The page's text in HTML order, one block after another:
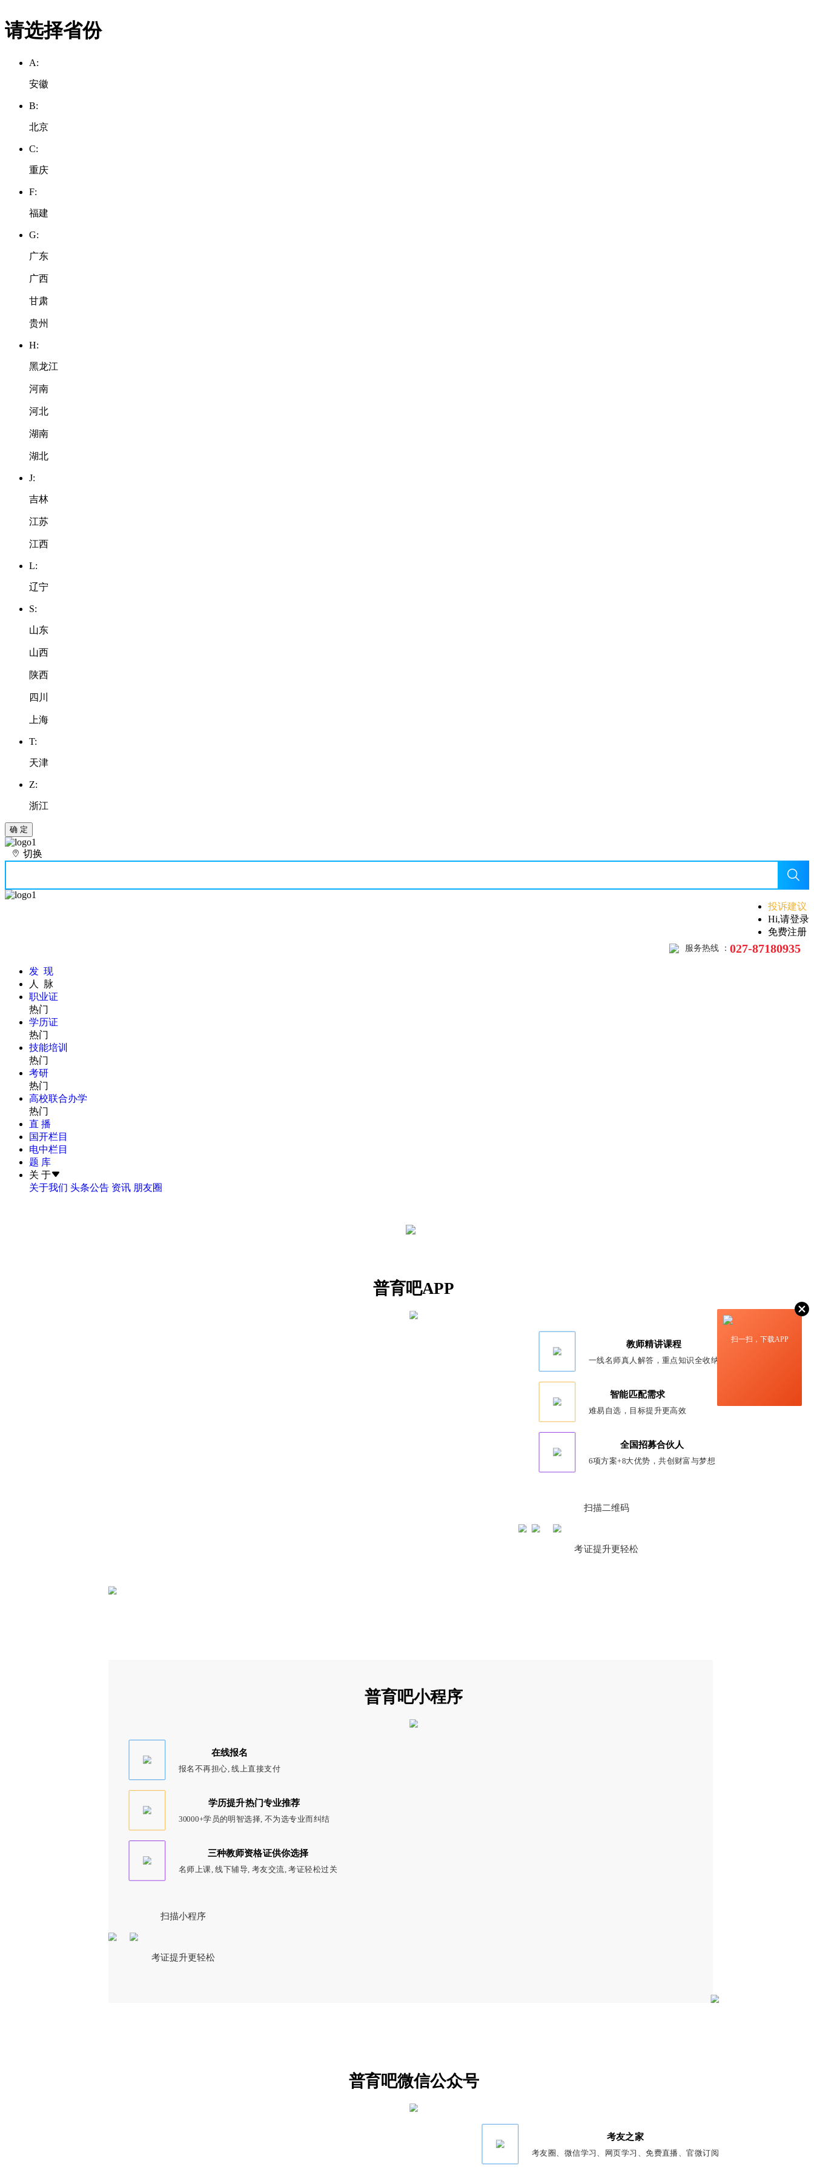
请选择省份
A:
安徽
B:
北京
C:
重庆
F:
福建
G:
广东
广西
甘肃
贵州
H:
黑龙江
河南
河北
湖南
湖北
J:
吉林
江苏
江西
L:
辽宁
S:
山东
山西
陕西
四川
上海
T:
天津
Z:
浙江
确 定
切换
投诉建议
Hi,请登录
免费注册
服务热线 ： 027-87180935
发 现
人 脉
职业证
热门
学历证
热门
技能培训
热门
考研
热门
高校联合办学
热门
直 播
国开栏目
电中栏目
题 库
关 于
关于我们 头条公告 资讯 朋友圈
扫一扫，下载APP
普育吧APP
教师精讲课程
一线名师真人解答，重点知识全收纳
智能匹配需求
难易自选，目标提升更高效
全国招募合伙人
6项方案+8大优势，共创财富与梦想
扫描二维码
考证提升更轻松
普育吧小程序
在线报名
报名不再担心, 线上直接支付
学历提升热门专业推荐
30000+学员的明智选择, 不为选专业而纠结
三种教师资格证供你选择
名师上课, 线下辅导, 考友交流, 考证轻松过关
扫描小程序
考证提升更轻松
普育吧微信公众号
考友之家
考友圈、微信学习、网页学习、免费直播、官微订阅